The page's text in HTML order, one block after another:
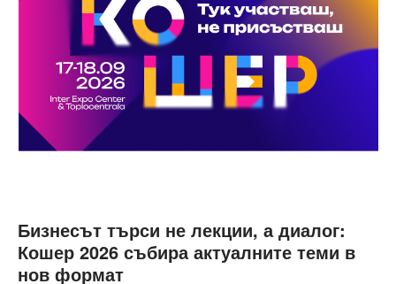
Бизнесът търси не лекции, а диалог:
Кошер 2026 събира актуалните теми в
нов формат